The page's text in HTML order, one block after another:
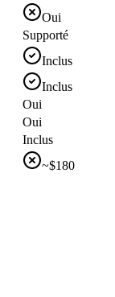
Oui
Supporté
Inclus
Inclus
Oui
Oui
Inclus
~$180